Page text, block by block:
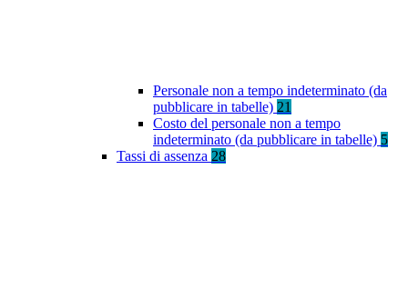
Personale non a tempo indeterminato (da
pubblicare in tabelle) 21
Costo del personale non a tempo
indeterminato (da pubblicare in tabelle) 5
Tassi di assenza 28